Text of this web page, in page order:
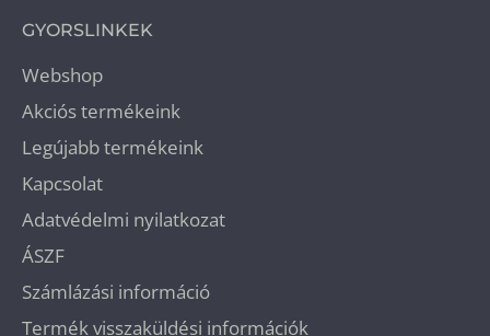
GYORSLINKEK
Webshop
Akciós termékeink
Legújabb termékeink
Kapcsolat
Adatvédelmi nyilatkozat
ÁSZF
Számlázási információ
Termék visszaküldési információk